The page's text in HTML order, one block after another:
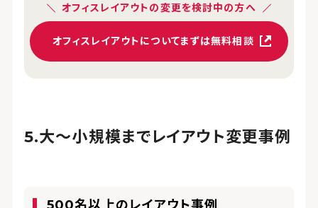
オフィスレイアウトの変更を検討中の方へ
オフィスレイアウトについてまずは無料相談
大～小規模までレイアウト変更事例